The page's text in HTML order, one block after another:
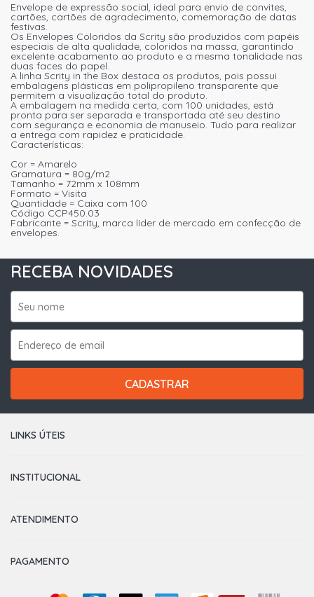
Envelope de expressão social, ideal para envio de convites,
cartões, cartões de agradecimento, comemoração de datas
festivas.
Os Envelopes Coloridos da Scrity são produzidos com papéis
especiais de alta qualidade, coloridos na massa, garantindo
excelente acabamento ao produto e a mesma tonalidade nas
duas faces do papel.
A linha Scrity in the Box destaca os produtos, pois possui
embalagens plásticas em polipropileno transparente que
permitem a visualização total do produto.
A embalagem na medida certa, com 100 unidades, está
pronta para ser separada e transportada até seu destino
com segurança e economia de manuseio. Tudo para realizar
a entrega com rapidez e praticidade.
Características:
Cor = Amarelo
Gramatura = 80g/m2
Tamanho = 72mm x 108mm
Formato = Visita
Quantidade = Caixa com 100
Código CCP450.03
Fabricante = Scrity, marca líder de mercado em confecção de
envelopes.
RECEBA NOVIDADES
CADASTRAR
LINKS ÚTEIS
INSTITUCIONAL
ATENDIMENTO
PAGAMENTO